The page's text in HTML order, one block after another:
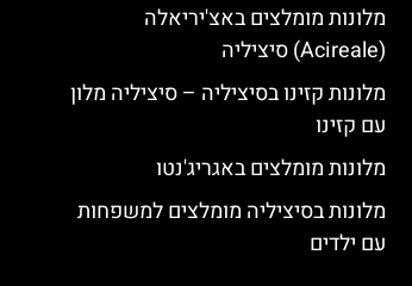
מלונות מומלצים באצ'יריאלה
(Acireale) סיציליה
מלונות קזינו בסיציליה – סיציליה מלון
עם קזינו
מלונות מומלצים באגריג'נטו
מלונות בסיציליה מומלצים למשפחות
עם ילדים